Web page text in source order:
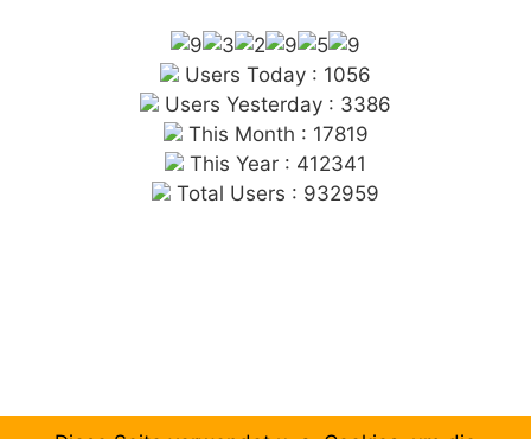
Users Today : 1056
Users Yesterday : 3386
This Month : 17819
This Year : 412341
Total Users : 932959